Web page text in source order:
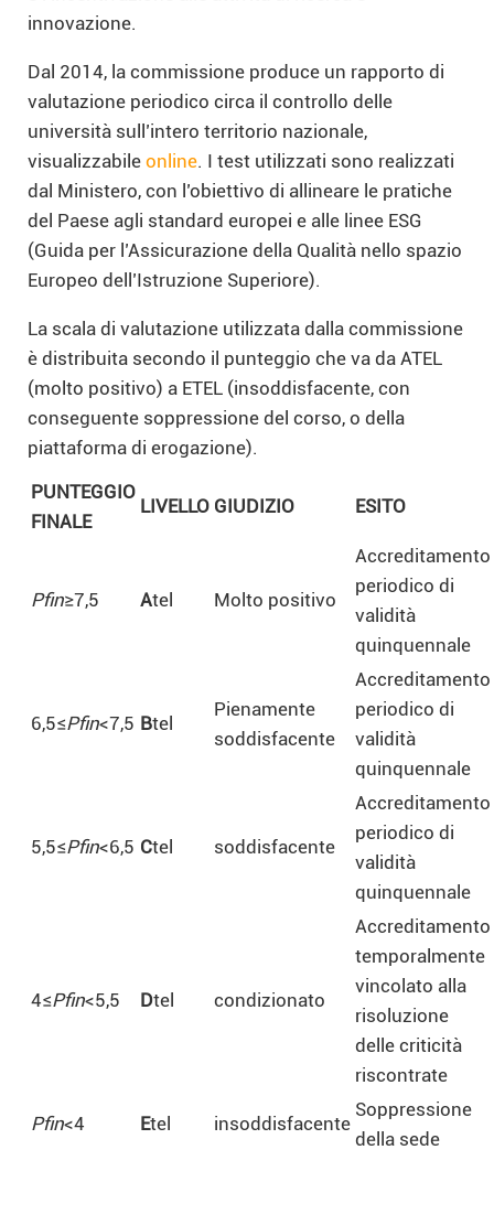
innovazione.
Dal 2014, la commissione produce un rapporto di
valutazione periodico circa il controllo delle
università sull’intero territorio nazionale,
visualizzabile online. I test utilizzati sono realizzati
dal Ministero, con l’obiettivo di allineare le pratiche
del Paese agli standard europei e alle linee ESG
(Guida per l’Assicurazione della Qualità nello spazio
Europeo dell’Istruzione Superiore).
La scala di valutazione utilizzata dalla commissione
è distribuita secondo il punteggio che va da ATEL
(molto positivo) a ETEL (insoddisfacente, con
conseguente soppressione del corso, o della
piattaforma di erogazione).
PUNTEGGIO
FINALE
LIVELLO GIUDIZIO ESITO
Pfin≥7,5 Atel Molto positivo
Accreditamento
periodico di
validità
quinquennale
6,5≤Pfin<7,5 Btel
Pienamente
soddisfacente
Accreditamento
periodico di
validità
quinquennale
5,5≤Pfin<6,5 Ctel soddisfacente
Accreditamento
periodico di
validità
quinquennale
4≤Pfin<5,5 Dtel condizionato
Accreditamento
temporalmente
vincolato alla
risoluzione
delle criticità
riscontrate
Pfin<4 Etel insoddisfacente
Soppressione
della sede